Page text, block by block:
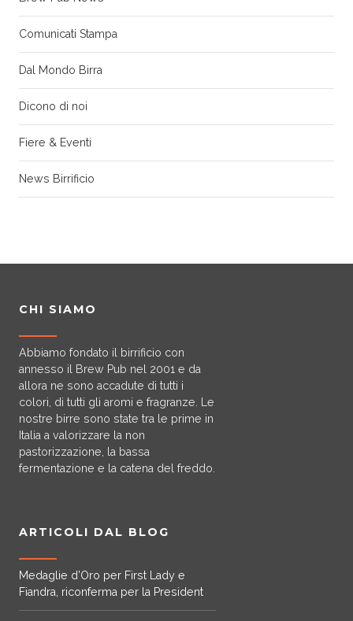
Comunicati Stampa
Dal Mondo Birra
Dicono di noi
Fiere & Eventi
News Birrificio
CHI SIAMO
Abbiamo fondato il birrificio con
annesso il Brew Pub nel 2001 e da
allora ne sono accadute di tutti i
colori, di tutti gli aromi e fragranze. Le
nostre birre sono state tra le prime in
Italia a valorizzare la non
pastorizzazione, la bassa
fermentazione e la catena del freddo.
ARTICOLI DAL BLOG
Medaglie d’Oro per First Lady e
Fiandra, riconferma per la President